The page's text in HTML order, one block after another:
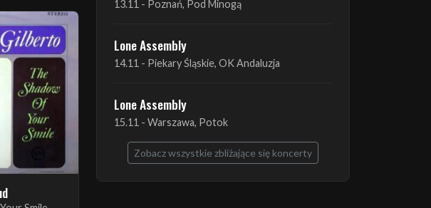
14.11 - Piekary Śląskie, OK Andaluzja
Lone Assembly
15.11 - Warszawa, Potok
Zobacz wszystkie zbliżające się koncerty